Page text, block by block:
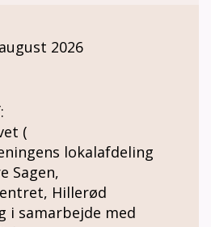
pårørendegruppe-
grupper for støtte
• Grupper ledes af
• Fokus på støtte,
• Et frirum til
følelserne og
• Mindske isolation
• Dele viden, strategier
egenomsorg og mental
2026
(
lokalafdeling
Sagen,
Hillerød
i samarbejde med